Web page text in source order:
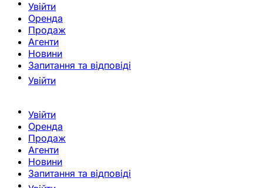
Увійти
Оренда
Продаж
Агенти
Новини
Запитання та відповіді
Увійти
Увійти
Оренда
Продаж
Агенти
Новини
Запитання та відповіді